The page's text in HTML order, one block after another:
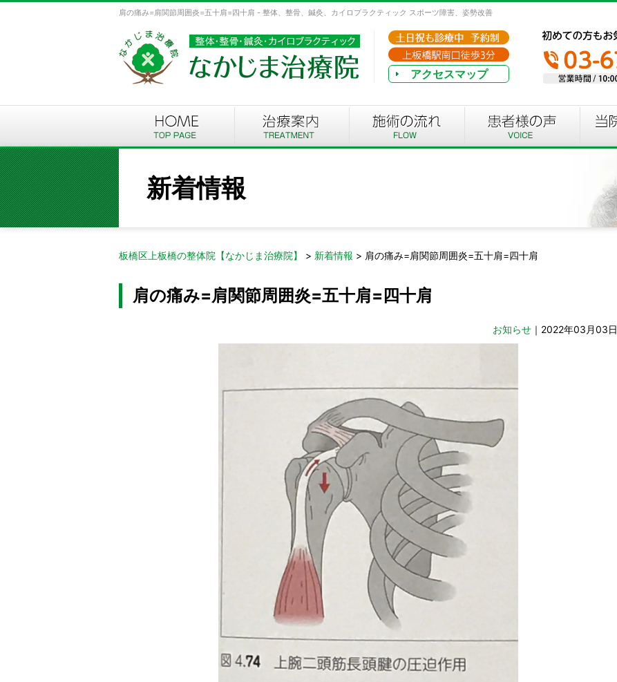
肩の痛み=肩関節周囲炎=五十肩=四十肩 - 整体、整骨、鍼灸、カイロプラクティック スポーツ障害、姿勢改善
アクセスマップ
新着情報
板橋区上板橋の整体院【なかじま治療院】 > 新着情報 > 肩の痛み=肩関節周囲炎=五十肩=四十肩
肩の痛み=肩関節周囲炎=五十肩=四十肩
お知らせ ｜2022年03月03日